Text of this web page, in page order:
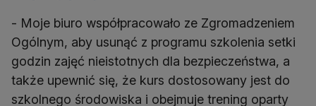
- Moje biuro współpracowało ze Zgromadzeniem
Ogólnym, aby usunąć z programu szkolenia setki
godzin zajęć nieistotnych dla bezpieczeństwa, a
także upewnić się, że kurs dostosowany jest do
szkolnego środowiska i obejmuje trening oparty